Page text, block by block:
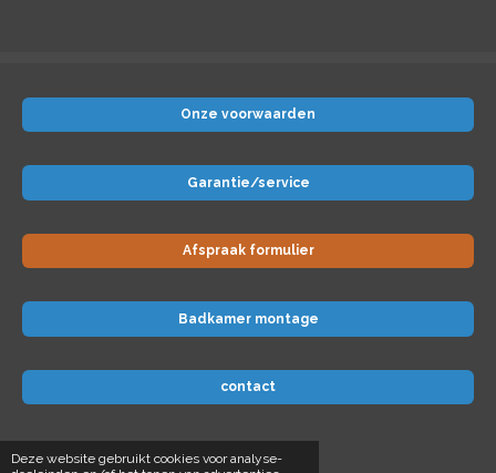
Deze website gebruikt cookies voor analyse-
Onze voorwaarden
Garantie/service
Afspraak formulier
Badkamer montage
contact